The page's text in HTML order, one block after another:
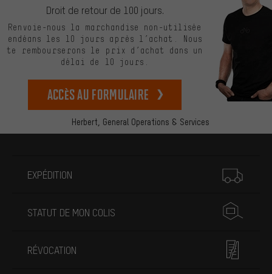
Herbert, General Operations & Services
Droit de retour de 100 jours.
Renvoie-nous la marchandise non-utilisée
endéans les 10 jours après l’achat. Nous
te rembourserons le prix d’achat dans un
délai de 10 jours.
Accès au formulaire
EXPÉDITION
STATUT DE MON COLIS
RÉVOCATION